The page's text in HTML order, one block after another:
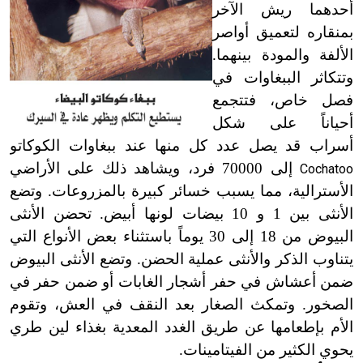
أحدهما ريش الآخر
بمنقاره لتعميق أواصر
الألفة والمودة بينهما.
وتتكاثر الببغاوات في
فصل خاص، فتتجمع
أحياناً على شكل
أسراب قد يصل عدد كل منها عند ببغاوات الكوكاتو
Cochatoo
إلى 70000 فرد، ويشاهد ذلك على الأراضي
الأسترالية، مما يسبب خسائر كبيرة بالمزروعات. وتضع
الأنثى بين 1 و 10 بيضات لونها أبيض. تحضن الأنثى
البيوض من 18 إلى 30 يوماً باستثناء بعض الأنواع التي
يتناوب الذكر والأنثى عملية الحضن. وتضع الأنثى البيوض
ضمن أعشاش في حفر أشجار الغابات أو ضمن حفر في
الصخور. وتمكث الصغار بعد النقف في العش، وتقوم
الأم بإطعامها عن طريق الغدد المعدية بغذاء لين طري
يحوي الكثير من الفيتامينات.